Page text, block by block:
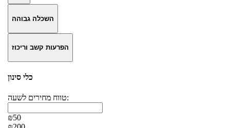
השכלה גבוהה
הפרעות קשב וריכוז
כלי סינון
טווח מחירים לשעה:
₪50